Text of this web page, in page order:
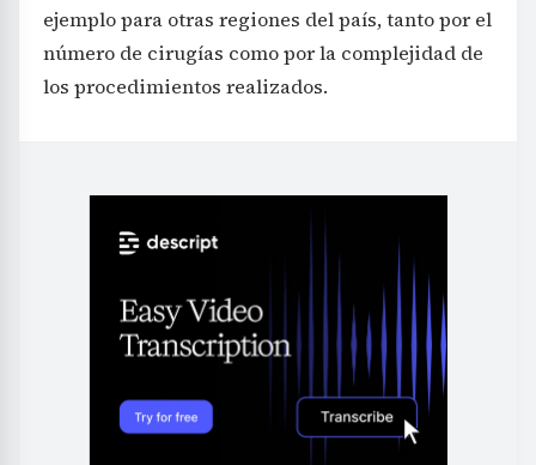
ejemplo para otras regiones del país, tanto por el
número de cirugías como por la complejidad de
los procedimientos realizados.